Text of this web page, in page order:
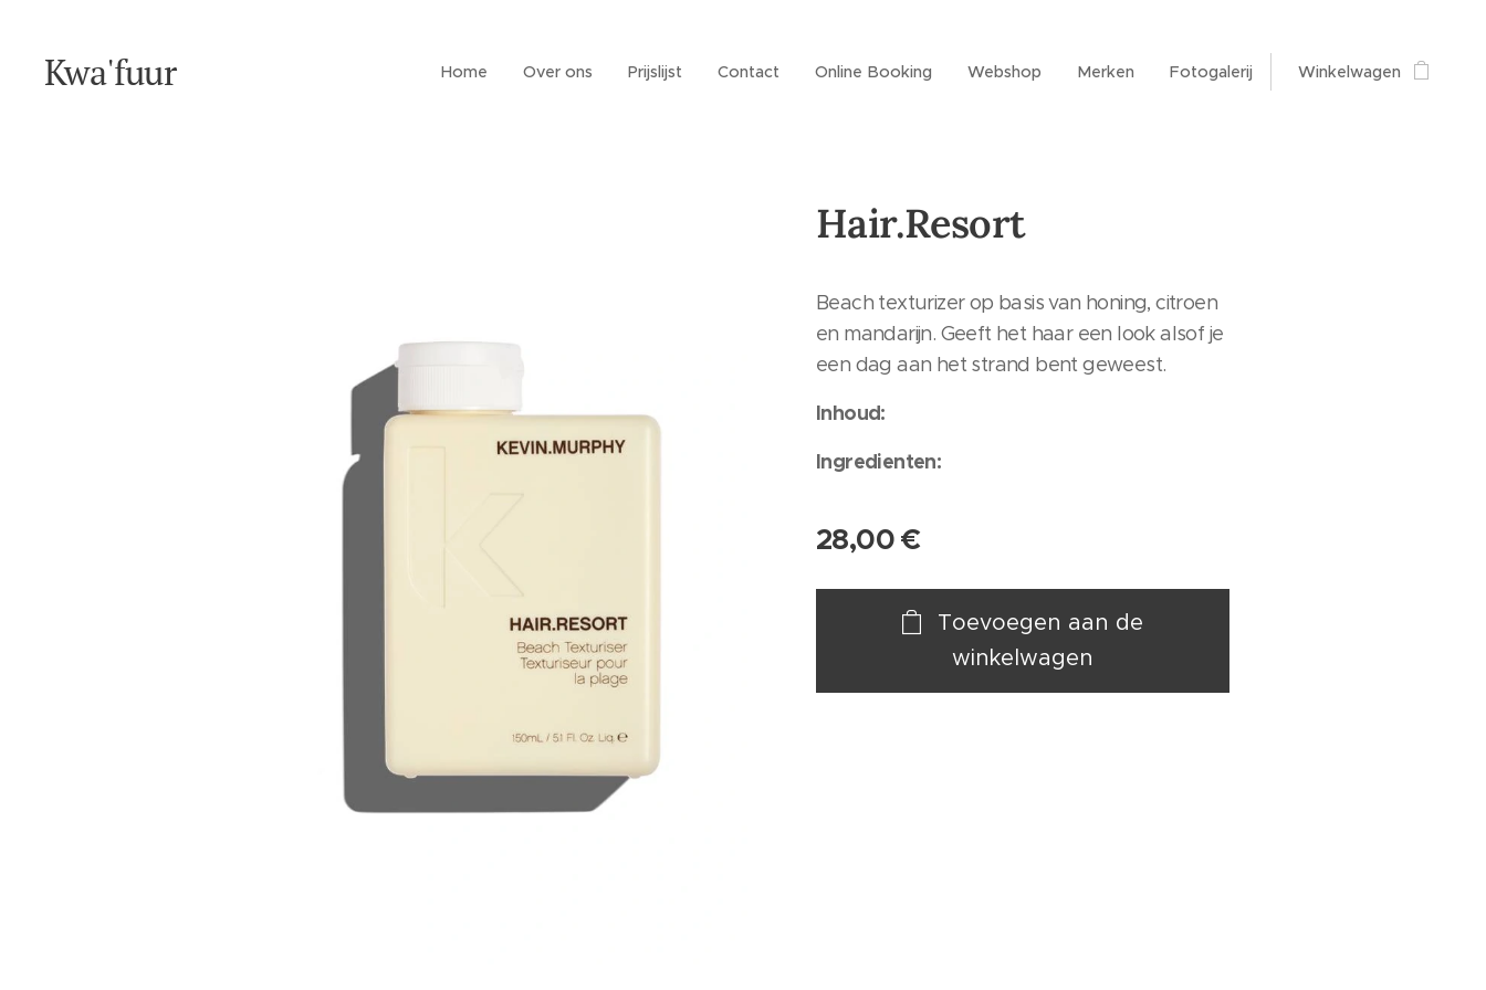
Kwa'fuur Home Over ons Prijslijst Contact Online Booking Webshop Merken Fotogalerij Winkelwagen
Hair.Resort
Beach texturizer op basis van honing, citroen
en mandarijn. Geeft het haar een look alsof je
een dag aan het strand bent geweest.
Inhoud:
Ingredienten:
28,00€
Toevoegen aan de
winkelwagen